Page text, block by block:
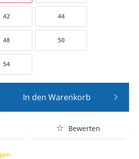
42 44
48 50
54
In den Warenkorb
Bewerten